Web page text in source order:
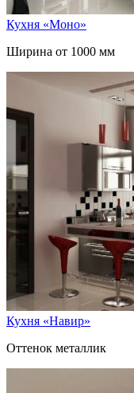
Кухня «Моно»
Ширина от 1000 мм
Кухня «Навир»
Оттенок металлик